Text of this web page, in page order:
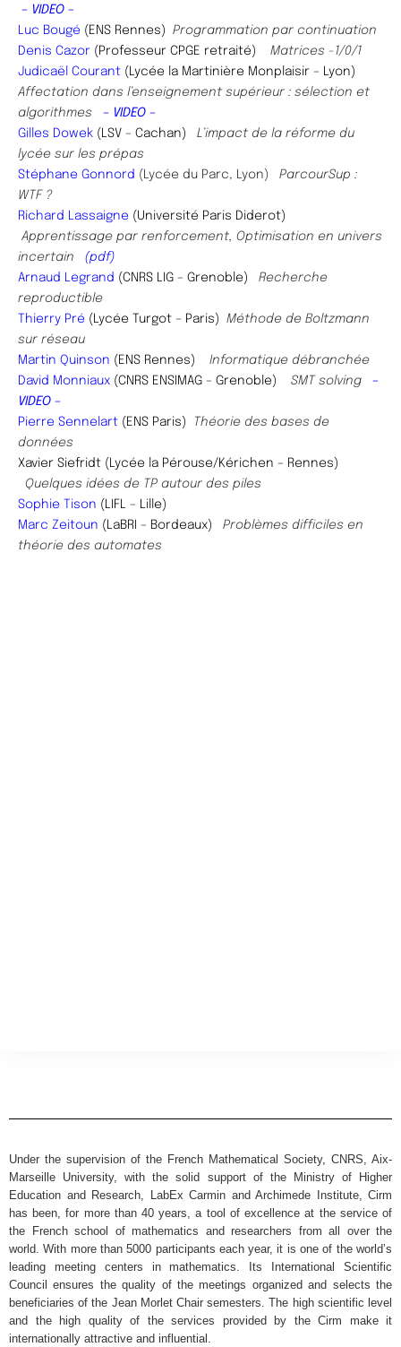
– VIDEO –
Luc Bougé (ENS Rennes)
Programmation par continuation
Denis Cazor (Professeur CPGE retraité)
Matrices -1/0/1
Judicaël Courant (Lycée la Martinière Monplaisir – Lyon)
Affectation dans l’enseignement supérieur : sélection et
algorithmes
– VIDEO –
Gilles Dowek (LSV – Cachan)
L’impact de la réforme du
lycée sur les prépas
Stéphane Gonnord ( Lycée du Parc, Lyon) ParcourSup :
WTF​ ?
Richard Lassaigne (Université Paris Diderot)
Apprentissage par renforcement, Optimisation en univers
incertain (pdf)
Arnaud Legrand (CNRS LIG – Grenoble) Recherche
reproductible
Thierry Pré (Lycée Turgot – Paris) Méthode de Boltzmann
sur réseau
Martin Quinson (ENS Rennes)
Informatique débranchée
David Monniaux (CNRS ENSIMAG – Grenoble) SMT solving –
VIDEO –
Pierre Sennelart (ENS Paris)
Théorie des bases de
données
Xavier Siefridt (Lycée la Pérouse/Kérichen – Rennes)
Quelques idées de TP autour des piles
Sophie Tison (LIFL – Lille)
Marc Zeitoun (LaBRI – Bordeaux) Problèmes difficiles en
théorie des automates
Under the supervision of the French Mathematical Society, CNRS, Aix-
Marseille University, with the solid support of the Ministry of Higher
Education and Research, LabEx Carmin and Archimede Institute, Cirm
has been, for more than 40 years, a tool of excellence at the service of
the French school of mathematics and researchers from all over the
world. With more than 5000 participants each year, it is one of the world’s
leading meeting centers in mathematics. Its International Scientific
Council ensures the quality of the meetings organized and selects the
beneficiaries of the Jean Morlet Chair semesters. The high scientific level
and the high quality of the services provided by the Cirm make it
internationally attractive and influential.